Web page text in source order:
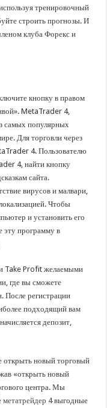
тренировочный
строить прогнозы. И
клуба Форекс и
кнопку в правом
MetaTrader 4,
самых популярных
Для торговли через
4. Пользователю
4, найти кнопку
сайта.
вирусов и малвари,
Чтобы
и установить его
эту программу в
Take Profit желаемыми
где вы сможете
После регистрации
подходящий вам
депозит,
открыть новый торговый
«открыть новый
центра. Мы
метатрейдер 4выгодные